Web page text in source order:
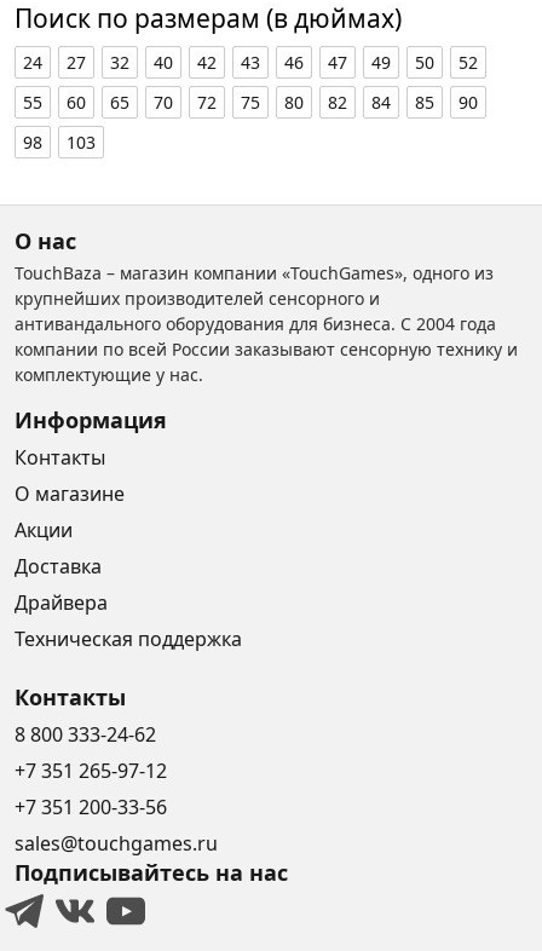
Поиск по размерам (в дюймах)
24 27 32 40 42 43 46 47 49 50
52
55
60 65 70 72 75 80 82 84 85
90
98
103
О нас
TouchBaza – магазин компании «TouchGames», одного из
крупнейших производителей сенсорного и
антивандального оборудования для бизнеса. С 2004 года
компании по всей России заказывают сенсорную технику и
комплектующие у нас.
Информация
Контакты
О магазине
Акции
Доставка
Драйвера
Техническая поддержка
Контакты
8 800 333-24-62
+7 351 265-97-12
+7 351 200-33-56
sales@touchgames.ru
Подписывайтесь на нас